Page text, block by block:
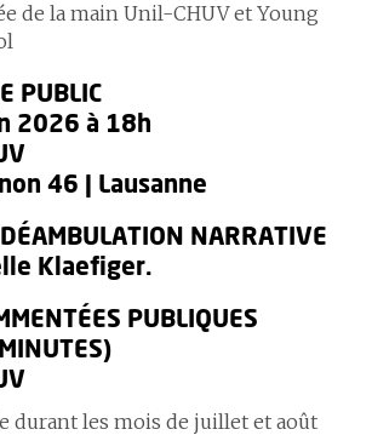
de la main Unil-CHUV et Young
PUBLIC
2026 à 18h
46 | Lausanne
NARRATIVE
Klaefiger.
PUBLIQUES
durant les mois de juillet et août